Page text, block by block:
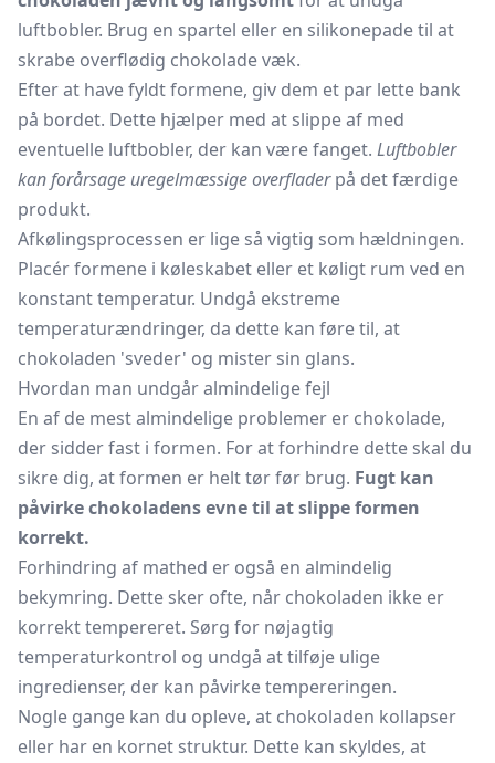
luftbobler. Brug en spartel eller en silikonepade til at
skrabe overflødig chokolade væk.
Efter at have fyldt formene, giv dem et par lette bank
på bordet. Dette hjælper med at slippe af med
eventuelle luftbobler, der kan være fanget. Luftbobler
kan forårsage uregelmæssige overfladerpå det færdige
produkt.
Afkølingsprocessen er lige så vigtig som hældningen.
Placér formene i køleskabet eller et køligt rum ved en
konstant temperatur. Undgå ekstreme
temperaturændringer, da dette kan føre til, at
chokoladen 'sveder' og mister sin glans.
Hvordan man undgår almindelige fejl
En af de mest almindelige problemer er chokolade,
der sidder fast i formen. For at forhindre dette skal du
sikre dig, at formen er helt tør før brug. Fugt kan
påvirke chokoladens evne til at slippe formen
korrekt.
Forhindring af mathed er også en almindelig
bekymring. Dette sker ofte, når chokoladen ikke er
korrekt tempereret. Sørg for nøjagtig
temperaturkontrol og undgå at tilføje ulige
ingredienser, der kan påvirke tempereringen.
Nogle gange kan du opleve, at chokoladen kollapser
eller har en kornet struktur. Dette kan skyldes, at